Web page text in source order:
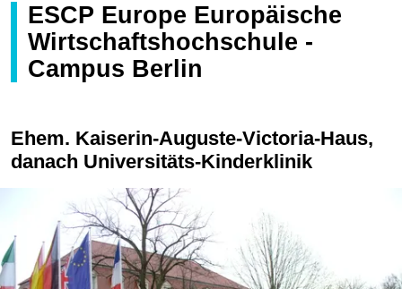
ESCP Europe Europäische
Wirtschaftshochschule -
Campus Berlin
Ehem. Kaiserin-Auguste-Victoria-Haus,
danach Universitäts-Kinderklinik